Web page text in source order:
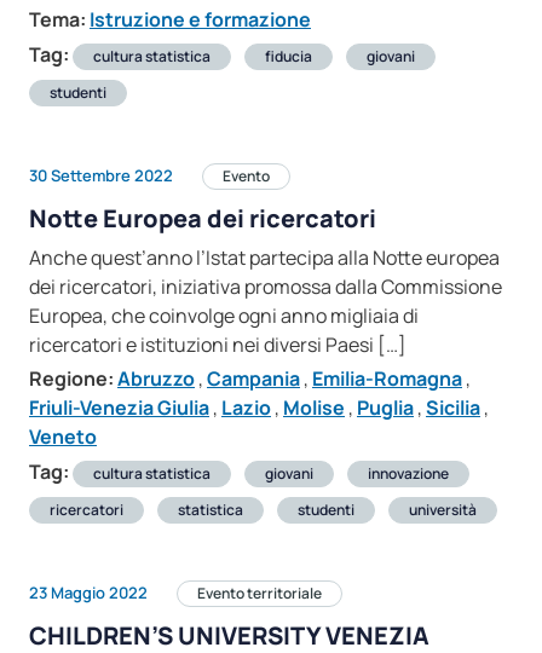
Tema: Istruzione e formazione
Tag:
cultura statistica fiducia
giovani
studenti
30 Settembre 2022 Evento
Notte Europea dei ricercatori
Anche quest’anno l’Istat partecipa alla Notte europea
dei ricercatori, iniziativa promossa dalla Commissione
Europea, che coinvolge ogni anno migliaia di
ricercatori e istituzioni nei diversi Paesi […]
Regione:Abruzzo,Campania, Emilia-Romagna,
Friuli-Venezia Giulia, Lazio, Molise , Puglia,Sicilia,
Veneto
Tag:
cultura statistica giovani
innovazione
ricercatori
statistica studenti università
23 Maggio 2022 Evento territoriale
CHILDREN’S UNIVERSITY VENEZIA